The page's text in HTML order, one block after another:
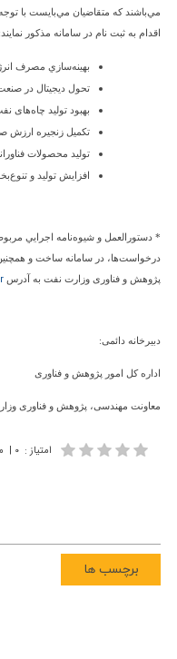
مي‌باشند كه متقاضيان مي‌بايست با
اقدام به ثبت نام در سامانه مذكور نمايند:
بهينه‌سازي مصرف
تحول ديجيتال در
بهبود تولید چاه‌های
تكميل زنجيره ارزش
تولید محصولات
افزایش تولید و
* دستورالعمل و شيوه‌نامه اجرايي
درخواست‌ها، در سامانه ساخت و
پژوهش و فناوری وزارت نفت به آدرس
دبیرخانه دائمی:
اداره کل امور پژوهش و فناوری
معاونت مهندسی، پژوهش و فناوری
امتیاز : ۰ |
برچسب ها